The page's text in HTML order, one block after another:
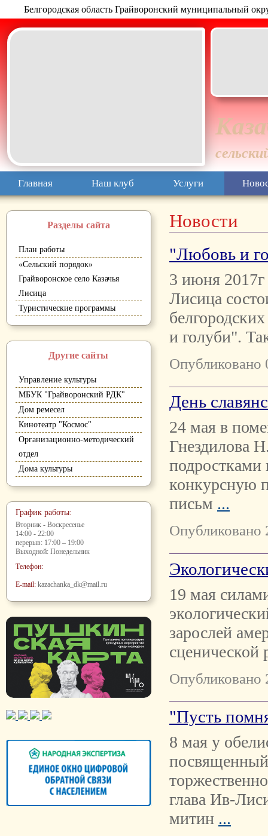
Белгородская область Грайворонский муниципальный
Главная Наш клуб Услуги
Разделы сайта
План работы
«Сельский порядок»
Грайворонское село Казачья
Лисица
Туристические программы
Другие сайты
Управление культуры
МБУК "Грайворонский РДК"
Дом ремесел
Кинотеатр "Космос"
Организационно-методический
отдел
Дома культуры
График работы:
Вторник - Воскресенье
14:00 - 22:00
перерыв: 17:00 – 19:00
Выходной: Понедельник
Телефон:
E-mail: kazachanka_dk@mail.ru
Новости
"Любовь и
3 июня 2017г
Лисица
и голуби".
Опубликовано
День
24 мая в
Гнездилова
подростками
конкурсную
письм ...
Опубликовано
19 мая
зарослей
сценической
Опубликовано
"Пусть
8 мая у
глава Ив-
митин ...